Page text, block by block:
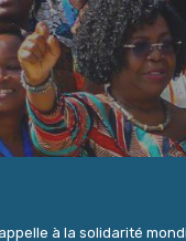
appelle à la solidarité